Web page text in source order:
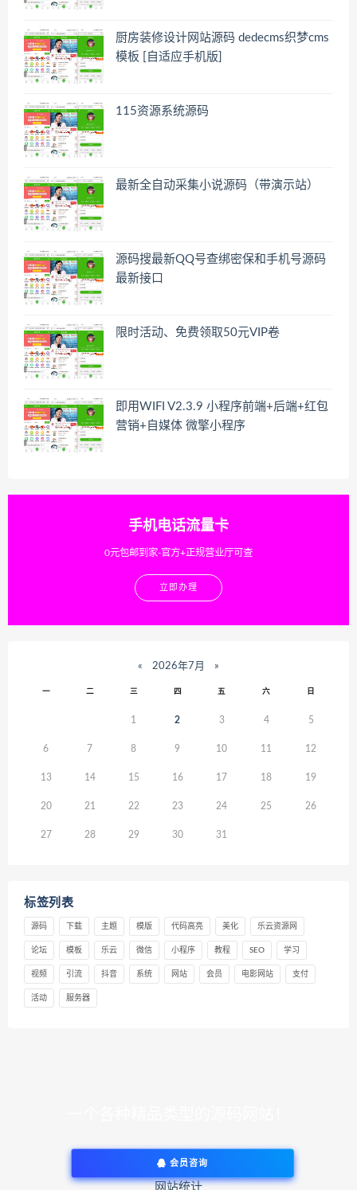
厨房装修设计网站源码 dedecms织梦cms
模板 [自适应手机版]
115资源系统源码
最新全自动采集小说源码（带演示站）
源码搜最新QQ号查绑密保和手机号源码
最新接口
限时活动、免费领取50元VIP卷
即用WIFI V2.3.9 小程序前端+后端+红包
营销+自媒体 微擎小程序
手机电话流量卡
0元包邮到家-官方+正规营业厅可查
立即办理
« 2026年7月 »
一 二 三 四 五 六 日
1 2 3 4 5
6 7 8 9 10 11 12
13 14 15 16 17 18 19
20 21 22 23 24 25 26
27 28 29 30 31
标签列表
源码 下载 主题 模版 代码高亮 美化 乐云资源网
论坛 模板 乐云 微信 小程序 教程 SEO 学习
视频 引流 抖音 系统 网站 会员 电影网站 支付
活动 服务器
会员咨询
网站统计